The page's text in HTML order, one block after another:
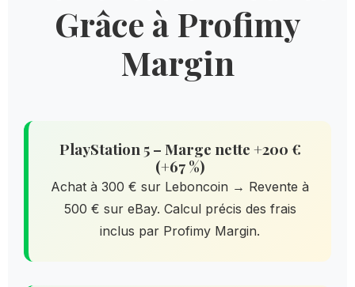
Grâce à Profimy
Margin
PlayStation 5 – Marge nette +200 €
(+67 %)
Achat à 300 € sur Leboncoin → Revente à
500 € sur eBay. Calcul précis des frais
inclus par Profimy Margin.